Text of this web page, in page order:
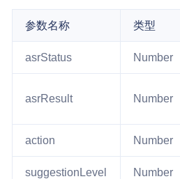
参数名称 类型
asrStatus Number
asrResult Number
action Number
suggestionLevel Number